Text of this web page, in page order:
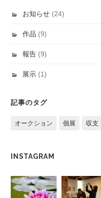
お知らせ (24)
作品 (9)
報告 (9)
展示 (1)
記事のタグ
オークション 個展 収支
INSTAGRAM